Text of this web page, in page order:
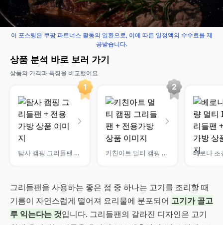
이 포스팅은 쿠팡 파트너스 활동의 일환으로, 이에 따른 일정액의 수수료를 제
공받습니다.
상품 분석 바로 보러 가기
상품의 가격과 특징을 비교했어요
탐사 캠핑 그리들팬 + 전용가방 키친아트 멀티 캠핑 그리들팬 + 전용가방
그리들팬을 사용하는 좋은 점 중 하나는 고기를 조리할 때
기름이 자연스럽게 떨어져 요리물에 분포되어 고기가 골고
루 익는다는 것입니다. 그리들팬의 갈라진 디자인은 고기